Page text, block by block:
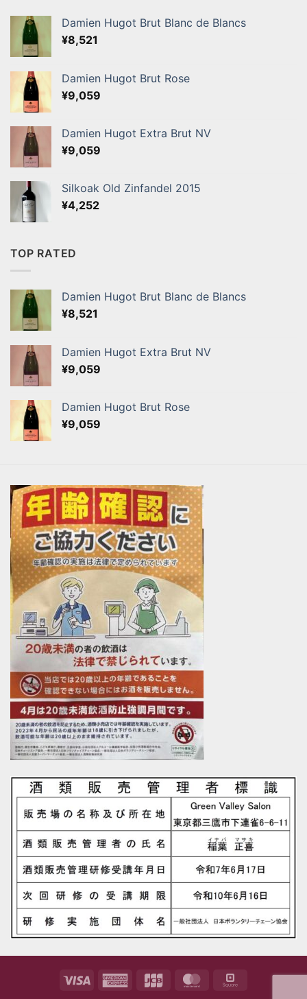
Damien Hugot Brut Blanc de Blancs
¥8,521
Damien Hugot Brut Rose
¥9,059
Damien Hugot Extra Brut NV
¥9,059
Silkoak Old Zinfandel 2015
¥4,252
TOP RATED
Damien Hugot Brut Blanc de Blancs
¥8,521
Damien Hugot Extra Brut NV
¥9,059
Damien Hugot Brut Rose
¥9,059
Visa
American JCB MasterCardSquare